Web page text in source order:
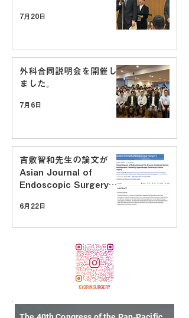
7月20日
外科合同説明会を開催し
ました。
7月6日
吉敷智和先生の論文が
Asian Journal of
Endoscopic Surgeryに
6月22日